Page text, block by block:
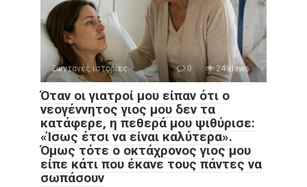
Ζωντανές ιστορίες 0 24 views
Όταν οι γιατροί μου είπαν ότι ο
νεογέννητος γιος μου δεν τα
κατάφερε, η πεθερά μου ψιθύρισε:
«Ίσως έτσι να είναι καλύτερα».
Όμως τότε ο οκτάχρονος γιος μου
είπε κάτι που έκανε τους πάντες να
σωπάσουν